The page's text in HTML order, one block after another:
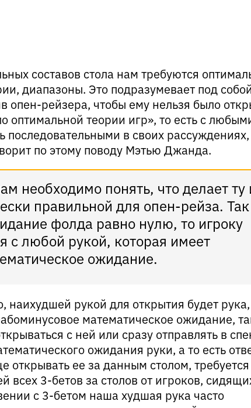
составов стола нам требуются
диапазоны. Это подразумевает под собой
опен-рейзера, чтобы ему нельзя было
оптимальной теории игр», то есть с
последовательными в своих рассуждениях,
по этому поводу Мэтью Джанда.
необходимо понять, что делает ту
правильной для опен-рейза.
фолда равно нулю, то игроку
с любой рукой, которая имеет
ожидание.
наихудшей рукой для открытия будет рука,
математическое ожидание,
с ней или сразу отправлять в
ожидания руки, а то есть
открывать ее за данным столом, требуется
всех 3-бетов за столов от игроков,
с 3-бетом наша худшая рука часто